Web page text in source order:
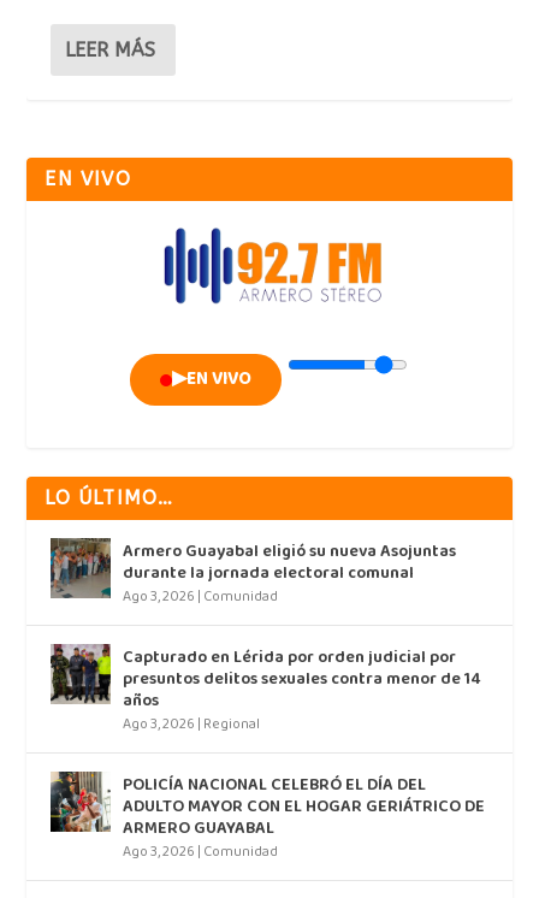
LEER MÁS
EN VIVO
▶EN VIVO
LO ÚLTIMO…
Armero Guayabal eligió su nueva Asojuntas
durante la jornada electoral comunal
Ago 3, 2026 | Comunidad
Capturado en Lérida por orden judicial por
presuntos delitos sexuales contra menor de 14
años
Ago 3, 2026 | Regional
POLICÍA NACIONAL CELEBRÓ EL DÍA DEL
ADULTO MAYOR CON EL HOGAR GERIÁTRICO DE
ARMERO GUAYABAL
Ago 3, 2026 | Comunidad